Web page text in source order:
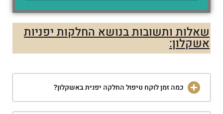
שאלות ותשובות בנושא החלקות יפניות
אשקלון:
כמה זמן לוקח טיפול החלקה יפנית באשקלון?